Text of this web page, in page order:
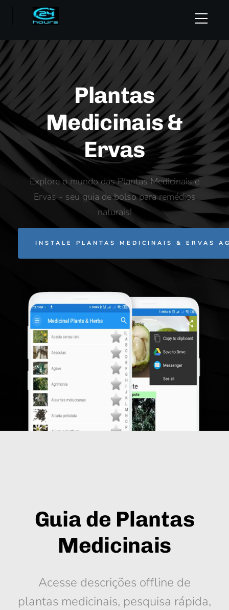
Plantas
Medicinais &
Ervas
Explore o mundo das Plantas Medicinais e
Ervas - seu guia de bolso para remédios
naturais!
INSTALE PLANTAS MEDICINAIS & ERVAS
Guia de Plantas
Medicinais
Acesse descrições offline de
plantas medicinais, pesquisa rápida,